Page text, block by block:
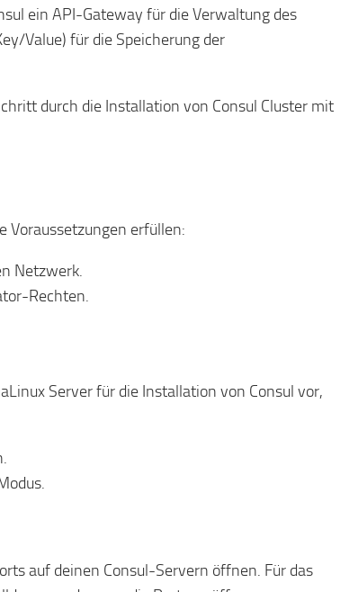
ein API-Gateway für die Verwaltung des
Value) für die Speicherung der
durch die Installation von Consul Cluster mit
Voraussetzungen erfüllen:
Netzwerk.
Rechten.
Server für die Installation von Consul vor,
auf deinen Consul-Servern öffnen. Für das